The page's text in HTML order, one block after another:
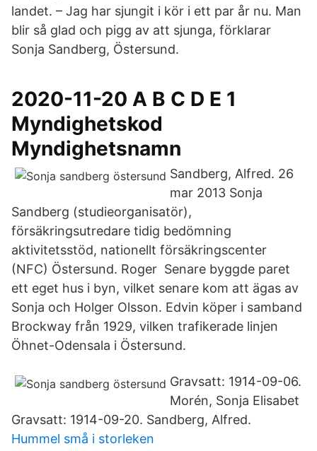
landet. – Jag har sjungit i kör i ett par år nu. Man
blir så glad och pigg av att sjunga, förklarar
Sonja Sandberg, Östersund.
2020-11-20 A B C D E 1
Myndighetskod
Myndighetsnamn
Sandberg, Alfred. 26
mar 2013 Sonja
Sandberg (studieorganisatör),
försäkringsutredare tidig bedömning
aktivitetsstöd, nationellt försäkringscenter
(NFC) Östersund. Roger Senare byggde paret
ett eget hus i byn, vilket senare kom att ägas av
Sonja och Holger Olsson. Edvin köper i samband
Brockway från 1929, vilken trafikerade linjen
Öhnet-Odensala i Östersund.
Gravsatt: 1914-09-06.
Morén, Sonja Elisabet
Gravsatt: 1914-09-20. Sandberg, Alfred.
Hummel små i storleken